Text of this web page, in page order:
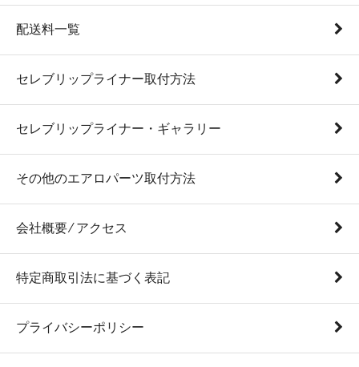
配送料一覧
セレブリップライナー取付方法
セレブリップライナー・ギャラリー
その他のエアロパーツ取付方法
会社概要 ⁄ アクセス
特定商取引法に基づく表記
プライバシーポリシー